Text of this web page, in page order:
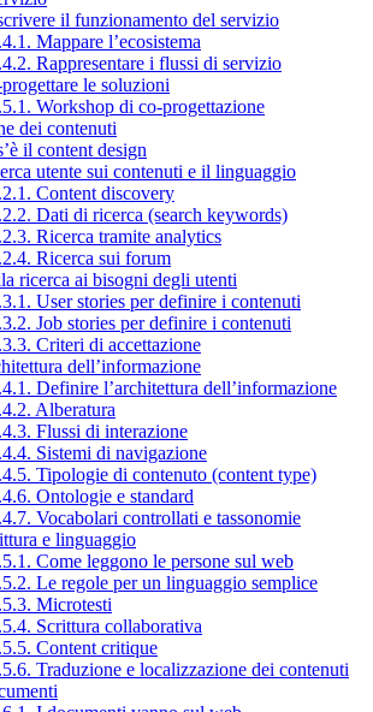
il funzionamento del servizio
Mappare l’ecosistema
Rappresentare i flussi di servizio
le soluzioni
Workshop di co-progettazione
dei contenuti
il content design
utente sui contenuti e il linguaggio
Content discovery
Dati di ricerca (search keywords)
Ricerca tramite analytics
Ricerca sui forum
ricerca ai bisogni degli utenti
User stories per definire i contenuti
Job stories per definire i contenuti
Criteri di accettazione
dell’informazione
Definire l’architettura dell’informazione
Alberatura
Flussi di interazione
Sistemi di navigazione
Tipologie di contenuto (content type)
Ontologie e standard
Vocabolari controllati e tassonomie
e linguaggio
Come leggono le persone sul web
Le regole per un linguaggio semplice
Microtesti
Scrittura collaborativa
Content critique
Traduzione e localizzazione dei contenuti